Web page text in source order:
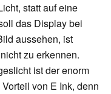
statt auf eine
das Display bei
aussehen, ist
zu erkennen.
ist der enorm
von E Ink, denn